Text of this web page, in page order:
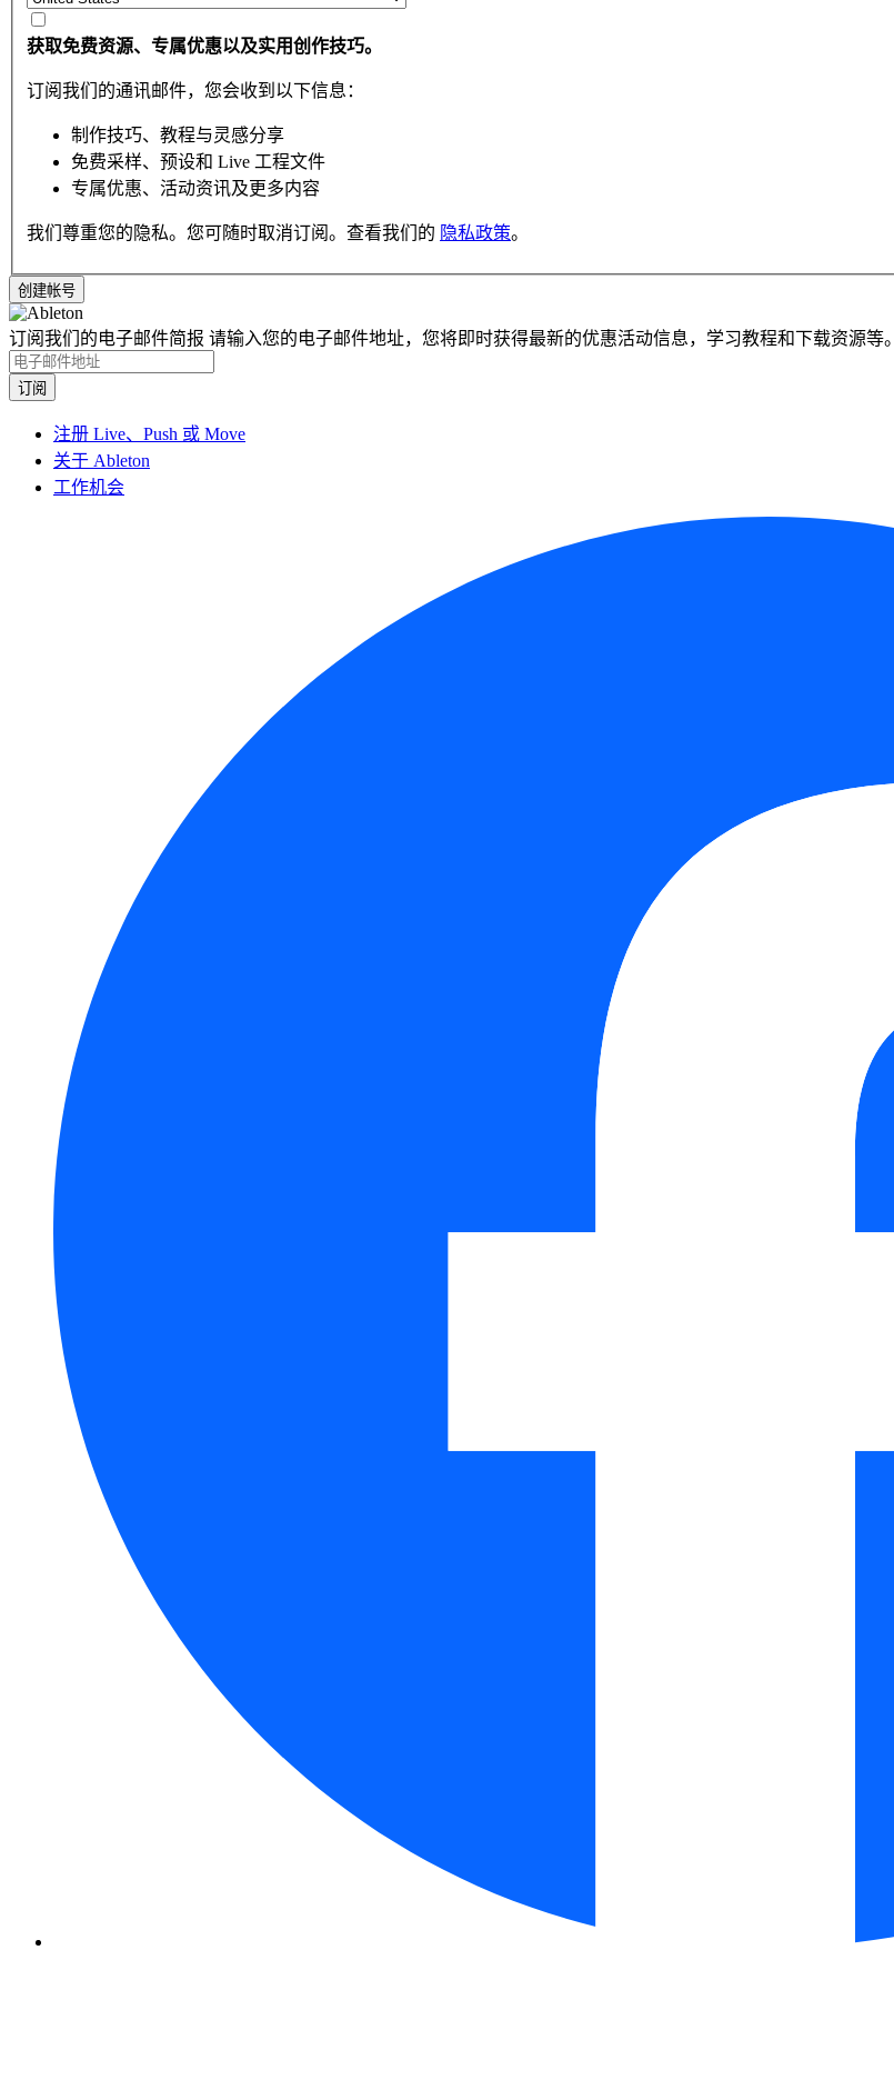
获取免费资源、专属优惠以及实用创作技巧。
订阅我们的通讯邮件，您会收到以下信息：
制作技巧、教程与灵感分享
免费采样、预设和 Live 工程文件
专属优惠、活动资讯及更多内容
我们尊重您的隐私。您可随时取消订阅。查看我们的 隐私政策。
订阅我们的电子邮件简报 请输入您的电子邮件地址，您将即时获得最新的优惠活动信息，学习教程和下载资源等。
注册 Live、Push 或 Move
关于 Ableton
工作机会